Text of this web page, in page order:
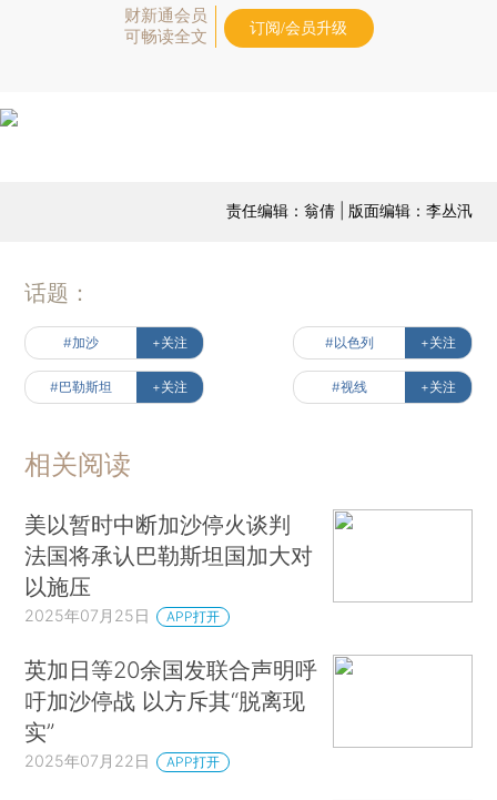
财新通会员
可畅读全文
订阅/会员升级
责任编辑：翁倩 | 版面编辑：李丛汛
话题：
#加沙 +关注 #以色列 +关注
#巴勒斯坦 +关注 #视线 +关注
相关阅读
美以暂时中断加沙停火谈判
法国将承认巴勒斯坦国加大对
以施压
2025年07月25日 APP打开
英加日等20余国发联合声明呼
吁加沙停战 以方斥其“脱离现
实”
2025年07月22日 APP打开